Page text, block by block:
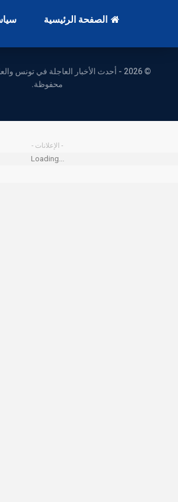
الصفحة الرئيسية
© 2026 - أحدث الأخبار العاجلة في تونس
محفوظة.
- الإعلانات -
Loading...